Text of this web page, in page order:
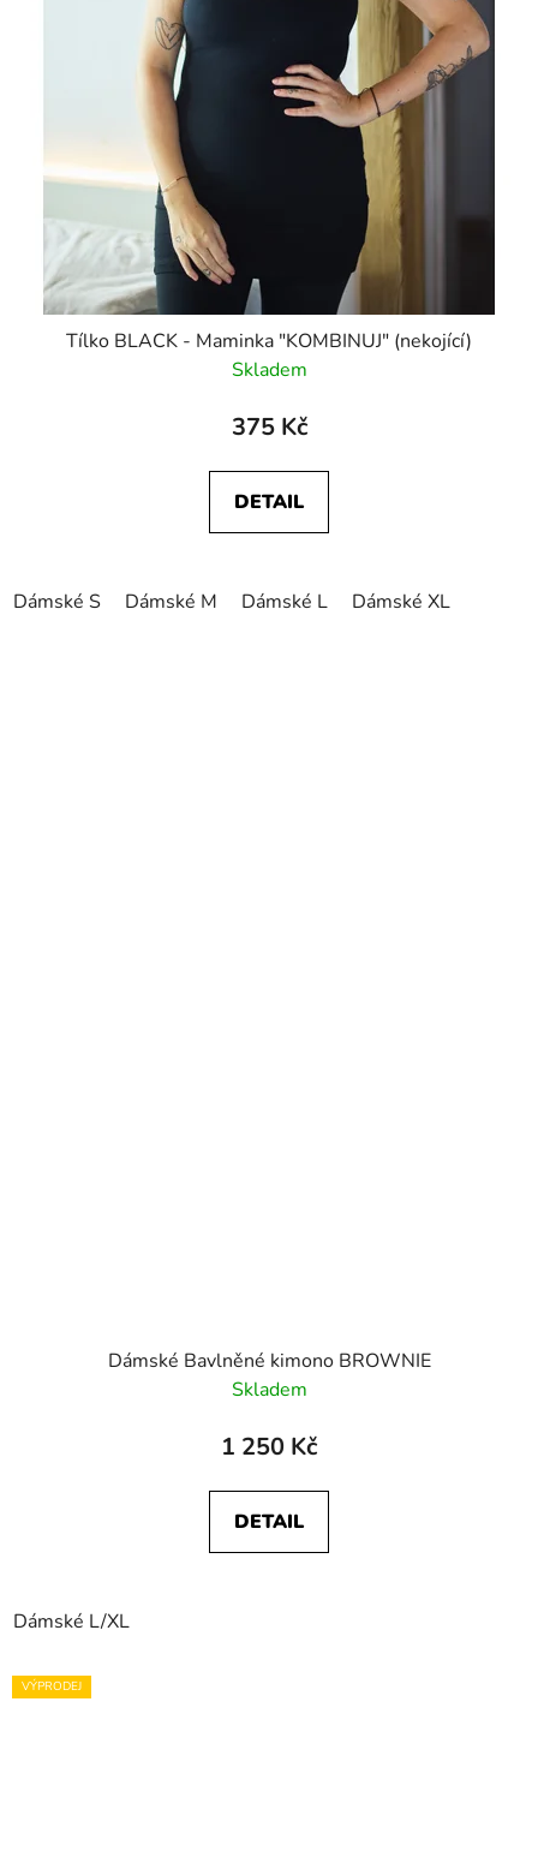
Tílko BLACK - Maminka "KOMBINUJ" (nekojící)
Skladem
375 Kč
DETAIL
Dámské S Dámské M Dámské L Dámské XL
Dámské Bavlněné kimono BROWNIE
Skladem
1 250 Kč
DETAIL
Dámské L/XL
VÝPRODEJ